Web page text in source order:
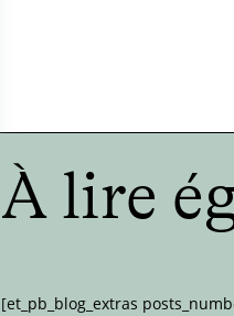
À lire
[et_pb_blog_extras